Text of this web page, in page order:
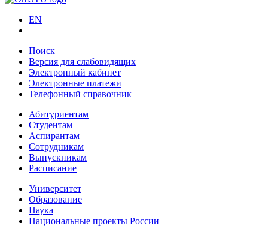
EN
Поиск
Версия для слабовидящих
Электронный кабинет
Электронные платежи
Телефонный справочник
Абитуриентам
Студентам
Аспирантам
Сотрудникам
Выпускникам
Расписание
Университет
Образование
Наука
Национальные проекты России